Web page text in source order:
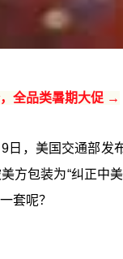
全品类暑期大促 →
日，美国交通部发
方包装为“纠正中
套呢？